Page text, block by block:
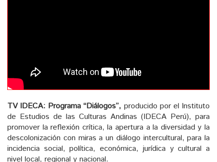
TV IDECA: Programa “Diálogos”, producido por el Instituto
de Estudios de las Culturas Andinas (IDECA Perú), para
promover la reflexión crítica, la apertura a la diversidad y la
descolonización con miras a un diálogo intercultural, para la
incidencia social, política, económica, jurídica y cultural a
nivel local, regional y nacional.